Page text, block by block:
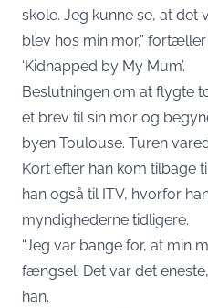
skole. Jeg kunne se, at det
blev hos min mor,”
‘Kidnapped by My Mum’.
Beslutningen om at flygte
et brev til sin mor og
byen Toulouse. Turen
Kort efter han kom tilbage
han også til ITV, hvorfor
myndighederne tidligere.
“Jeg var bange for, at min
fængsel. Det var det
han.